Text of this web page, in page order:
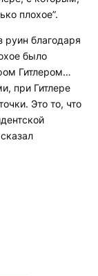
плохое”.
руин благодаря
было
Гитлером…
при Гитлере
Это то, что